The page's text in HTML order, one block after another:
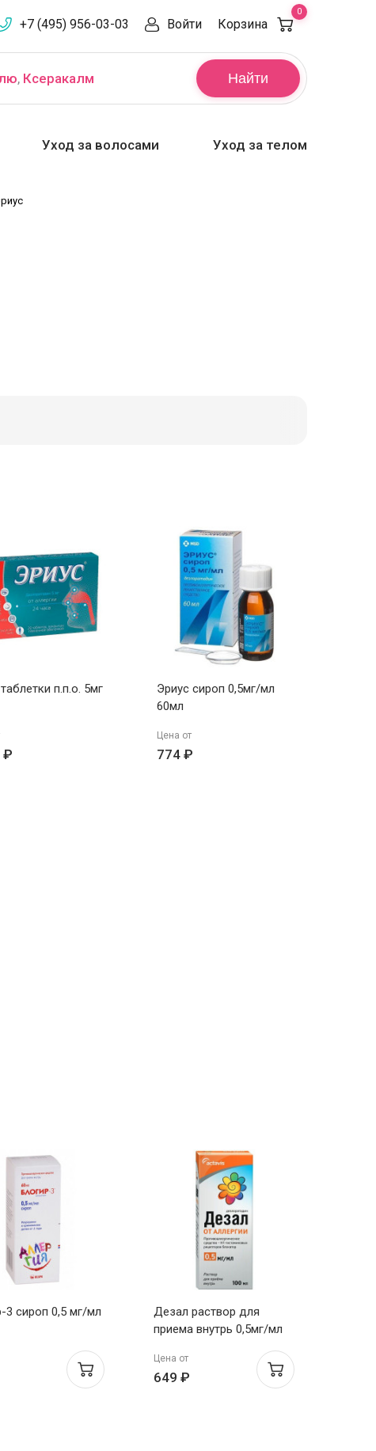
+7 (495) 956-03-03 Войти Корзина
0
Найти
, Ксеракалм
Уход за волосами Уход за телом
п.п.о. 5мг
₽
Эриус сироп 0,5мг/мл
60мл
Цена от
774 ₽
3 сироп 0,5 мг/мл
Дезал раствор для
приема внутрь 0,5мг/мл
Цена от
649 ₽